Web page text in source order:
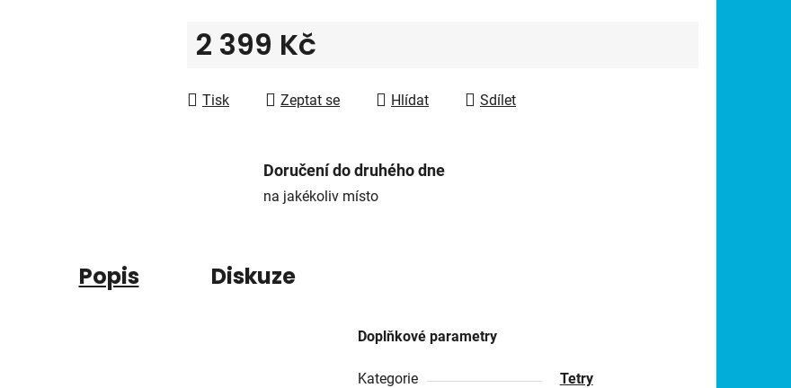
2 399 Kč
Tisk
Zeptat se Hlídat Sdílet
Doručení do druhého dne
na jakékoliv místo
Popis Diskuze
Doplňkové parametry
Kategorie
Tetry